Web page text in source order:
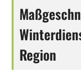
Region